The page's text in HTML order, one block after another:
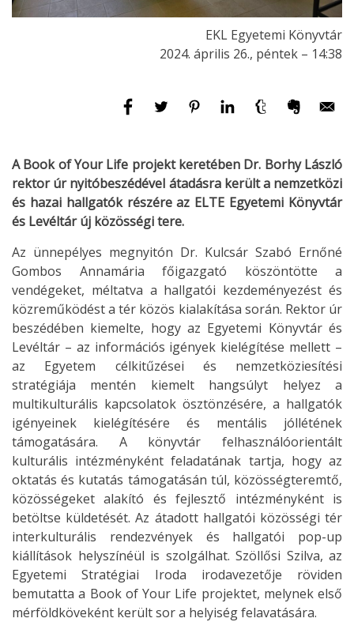
EKL Egyetemi Könyvtár
2024. április 26., péntek – 14:38
A Book of Your Life projekt keretében Dr. Borhy László
rektor úr nyitóbeszédével átadásra került a nemzetközi
és hazai hallgatók részére az ELTE Egyetemi Könyvtár
és Levéltár új közösségi tere.
Az ünnepélyes megnyitón Dr. Kulcsár Szabó Ernőné
Gombos Annamária főigazgató köszöntötte a
vendégeket, méltatva a hallgatói kezdeményezést és
közreműködést a tér közös kialakítása során. Rektor úr
beszédében kiemelte, hogy az Egyetemi Könyvtár és
Levéltár – az információs igények kielégítése mellett –
az Egyetem célkitűzései és nemzetköziesítési
stratégiája mentén kiemelt hangsúlyt helyez a
multikulturális kapcsolatok ösztönzésére, a hallgatók
igényeinek kielégítésére és mentális jóllétének
támogatására. A könyvtár felhasználóorientált
kulturális intézményként feladatának tartja, hogy az
oktatás és kutatás támogatásán túl, közösségteremtő,
közösségeket alakító és fejlesztő intézményként is
betöltse küldetését. Az átadott hallgatói közösségi tér
interkulturális rendezvények és hallgatói pop-up
kiállítások helyszínéül is szolgálhat. Szöllősi Szilva, az
Egyetemi Stratégiai Iroda irodavezetője röviden
bemutatta a Book of Your Life projektet, melynek első
mérföldköveként került sor a helyiség felavatására.